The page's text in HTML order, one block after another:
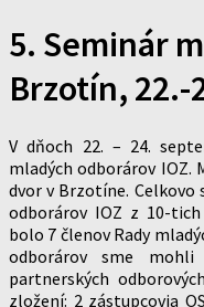
5. Seminár
Brzotín, 22.-
V dňoch 22. – 24.
mladých odborárov IOZ.
dvor v Brzotíne. Celkovo
odborárov IOZ z 10-
bolo 7 členov Rady
odborárov sme
partnerských
zložení: 2 zástupcovia